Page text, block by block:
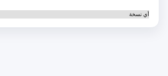
أي نسخة